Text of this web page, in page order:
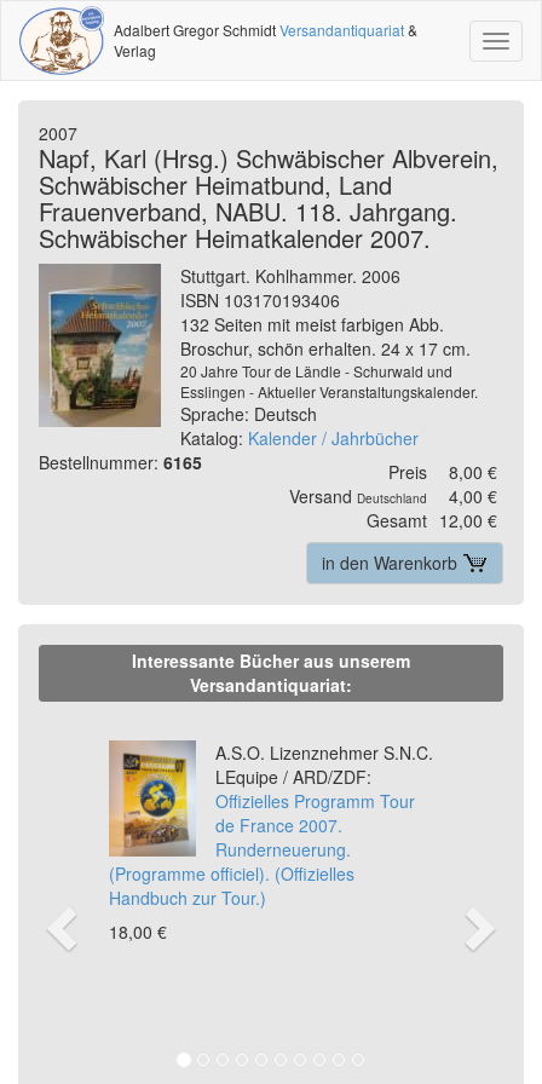
Adalbert Gregor SchmidtVersandantiquariat&
Verlag
2007
Napf, Karl (Hrsg.) Schwäbischer Albverein,
Schwäbischer Heimatbund, Land
Frauenverband, NABU. 118. Jahrgang.
Schwäbischer Heimatkalender 2007.
Stuttgart. Kohlhammer. 2006
ISBN 103170193406
132 Seiten mit meist farbigen Abb.
Broschur, schön erhalten. 24 x 17 cm.
20 Jahre Tour de Ländle - Schurwald und
Esslingen - Aktueller Veranstaltungskalender.
Sprache: Deutsch
Katalog: Kalender / Jahrbücher
Bestellnummer: 6165 Preis
8,00 €
Versand Deutschland
4,00 €
Gesamt 12,00 €
in den Warenkorb
Interessante Bücher aus unserem
Versandantiquariat:
A.S.O. Lizenznehmer S.N.C.
LEquipe / ARD/ZDF:
Offizielles Programm Tour
de France 2007.
Runderneuerung.
(Programme officiel). (Offizielles
Handbuch zur Tour.)
18,00 €
Previous